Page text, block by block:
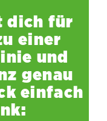
dich für
einer
und
genau
einfach